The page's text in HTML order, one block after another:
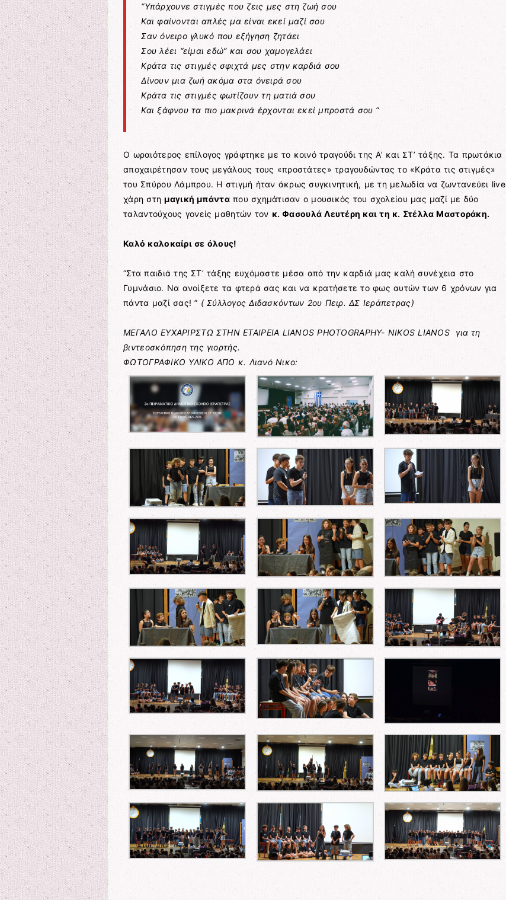
“Υπάρχουνε στιγμές που ζεις μες στη ζωή σου
Και φαίνονται απλές μα είναι εκεί μαζί σου
Σαν όνειρο γλυκό που εξήγηση ζητάει
Σου λέει “είμαι εδώ” και σου χαμογελάει
Κράτα τις στιγμές σφιχτά μες στην καρδιά σου
Δίνουν μια ζωή ακόμα στα όνειρά σου
Κράτα τις στιγμές φωτίζουν τη ματιά σου
Και ξάφνου τα πιο μακρινά έρχονται εκεί μπροστά σου “
Ο ωραιότερος επίλογος γράφτηκε με το κοινό τραγούδι της Α’ και ΣΤ’ τάξης. Τα πρωτάκια
αποχαιρέτησαν τους μεγάλους τους «προστάτες» τραγουδώντας το «Κράτα τις στιγμές»
του Σπύρου Λάμπρου. Η στιγμή ήταν άκρως συγκινητική, με τη μελωδία να ζωντανεύει live
χάρη στημαγική μπάνταπου σχημάτισαν ο μουσικός του σχολείου μας μαζί με δύο
ταλαντούχους γονείς μαθητών τον κ. Φασουλά Λευτέρη και τη κ. Στέλλα Μαστοράκη.
Καλό καλοκαίρι σε όλους!
“Στα παιδιά της ΣΤ’ τάξης ευχόμαστε μέσα από την καρδιά μας καλή συνέχεια στο
Γυμνάσιο. Να ανοίξετε τα φτερά σας και να κρατήσετε το φως αυτών των 6 χρόνων για
πάντα μαζί σας! ” ( Σύλλογος Διδασκόντων 2ου Πειρ. ΔΣ Ιεράπετρας)
ΜΕΓΑΛΟ ΕΥΧΑΡΙΡΣΤΩ ΣΤΗΝ ΕΤΑΙΡΕΙΑ LIANOS PHOTOGRAPHY- NIKOS LIANOS για τη
βιντεοσκόπηση της γιορτής.
ΦΩΤΟΓΡΑΦΙΚΟ ΥΛΙΚΟ ΑΠΟ κ. Λιανό Νικο: